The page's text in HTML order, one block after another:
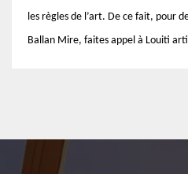
les règles de l’art. De ce fait, pour
Ballan Mire, faites appel à Louiti